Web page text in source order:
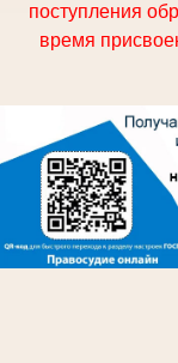
поступления
время